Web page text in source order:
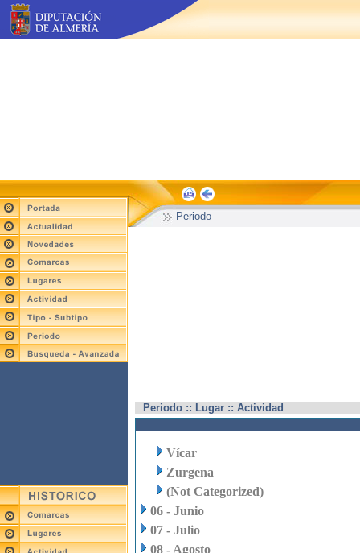
Periodo
Periodo :: Lugar :: Actividad
Vícar
Zurgena
(Not Categorized)
06 - Junio
07 - Julio
08 - Agosto